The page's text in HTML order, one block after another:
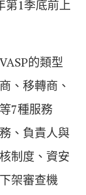
第1季底前上
的類型
、移轉商、
7種服務
、負責人與
制度、資安
架審查機